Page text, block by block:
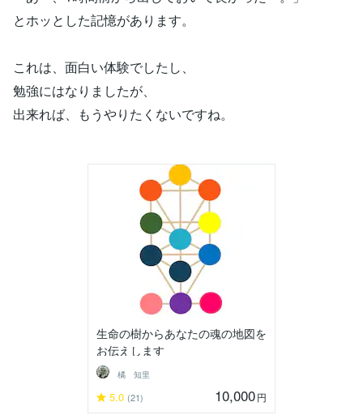
とホッとした記憶があります。
これは、面白い体験でしたし、
勉強にはなりましたが、
出来れば、もうやりたくないですね。
生命の樹からあなたの魂の地図を
お伝えします
橘 知里
5.0 (21) 10,000円